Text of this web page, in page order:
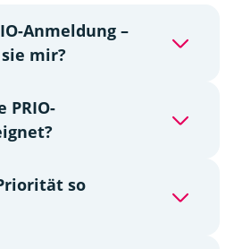
Anmeldung –
mir?
PRIO-
so